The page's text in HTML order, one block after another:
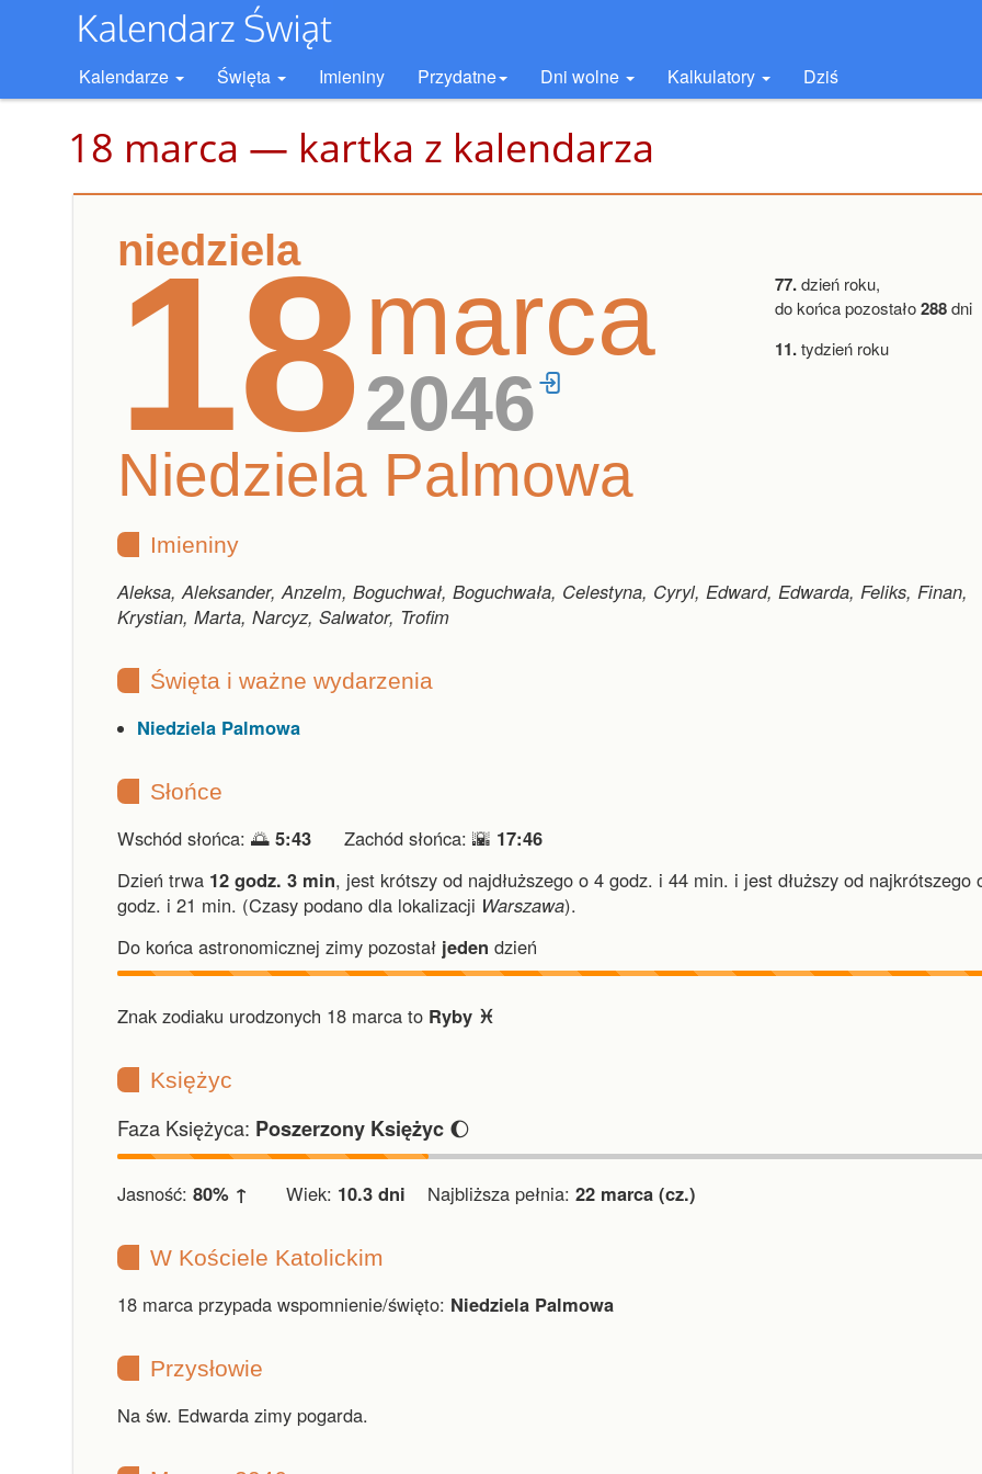
Kalendarze Święta Imieniny Przydatne Dni wolne Kalkulatory Dziś
18 marca — kartka z kalendarza
niedziela
18marca
2046
77.dzień roku,
do końca pozostało288dni
11.tydzień roku
Niedziela Palmowa
Imieniny
Aleksa, Aleksander, Anzelm, Boguchwał, Boguchwała, Celestyna, Cyryl, Edward, Edwarda, Feliks, Finan,
Krystian, Marta, Narcyz, Salwator, Trofim
Święta i ważne wydarzenia
Niedziela Palmowa
Słońce
Wschód słońca: 🌅 5:43 Zachód słońca: 🌇 17:46
Dzień trwa 12 godz. 3 min, jest krótszy od najdłuższego o 4 godz. i 44 min. i jest dłuższy od najkrótszego
godz. i 21 min. (Czasy podano dla lokalizacji Warszawa).
Do końca astronomicznej zimy pozostał jeden dzień
Znak zodiaku urodzonych 18 marca to Ryby ♓︎
Księżyc
Faza Księżyca: Poszerzony Księżyc 🌔
Jasność: 80% ↑ Wiek: 10.3 dni Najbliższa pełnia: 22 marca (cz.)
W Kościele Katolickim
18 marca przypada wspomnienie/święto: Niedziela Palmowa
Przysłowie
Na św. Edwarda zimy pogarda.